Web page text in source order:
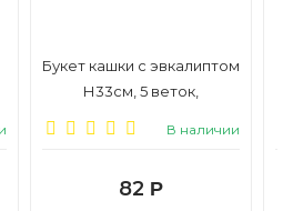
Букет кашки с эвкалиптом
Н33см, 5 веток,
В наличии
82 Р